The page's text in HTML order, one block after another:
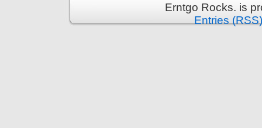
Erntgo Rocks. is
Entries (RSS)